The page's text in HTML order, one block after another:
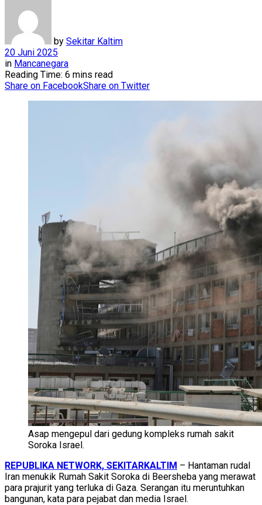
by Sekitar Kaltim
20 Juni 2025
in Mancanegara
Reading Time: 6 mins read
Share on FacebookShare on Twitter
Asap mengepul dari gedung kompleks rumah sakit
Soroka Israel.
REPUBLIKA NETWORK, SEKITARKALTIM – Hantaman rudal
Iran menukik Rumah Sakit Soroka di Beersheba yang merawat
para prajurit yang terluka di Gaza. Serangan itu meruntuhkan
bangunan, kata para pejabat dan media Israel.